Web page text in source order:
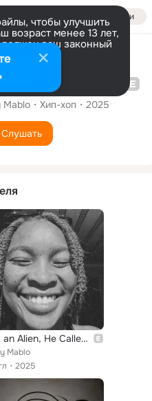
Войти
чтобы улучшить
возраст менее 13 лет,
ваш законный
Mablo Хип-хоп 2025
Слушать
Met an Alien, He Called Me Bronem.
Mablo
2025